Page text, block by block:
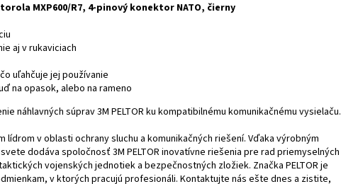
MXP600/R7, 4-pinový konektor NATO, čierny
aj v rukaviciach
uľahčuje jej používanie
na opasok, alebo na rameno
náhlavných súprav 3M PELTOR ku kompatibilnému komunikačnému vysielaču.
lídrom v oblasti ochrany sluchu a komunikačných riešení. Vďaka výrobným
dodáva spoločnosť 3M PELTOR inovatívne riešenia pre rad priemyselných
vojenských jednotiek a bezpečnostných zložiek. Značka PELTOR je
v ktorých pracujú profesionáli. Kontaktujte nás ešte dnes a zistite,